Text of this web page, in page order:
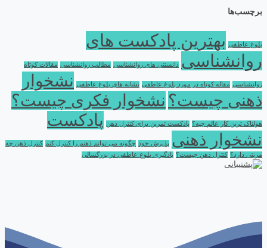
برچسب‌ها
بلوغ عاطفی
بهترین پادکست های
روانشناسی
دانستنی های روانشناسی مطالب روانشناسی مقالات کوتاه
روانشناسی مقاله کوتاه در مورد بلوغ عاطفی نشانه های بلوغ عاطفی
نشخوار
ذهنی چیست؟ نشخوار فکری چیست؟
هولناک ترین کار عالم چیه؟ پادکست تمرین برای کنترل ذهن
پادکست
نشخوار ذهنی
پذیرش خود چگونه می توانم ذهنم را کنترل کنم کنترل ذهن چه
مزیتی دارد؟ کنترل ذهن چیست؟ یادگیری بلوغ عاطفی در بزرگسالی